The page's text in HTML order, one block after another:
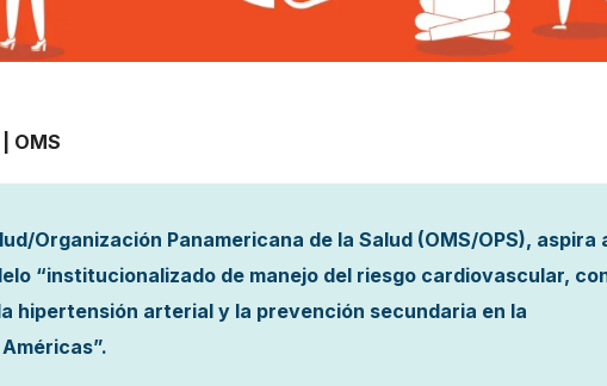
OMS
Organización Panamericana de la Salud (OMS/OPS), aspira
“institucionalizado de manejo del riesgo cardiovascular,
hipertensión arterial y la prevención secundaria en la